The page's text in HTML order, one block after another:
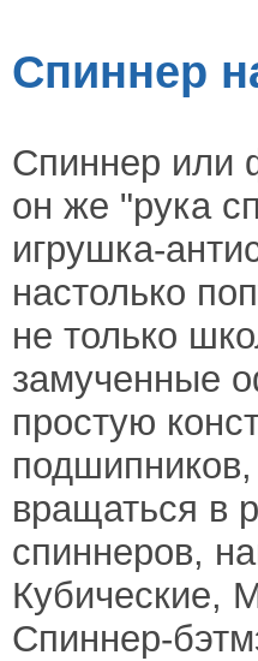
Спиннер
Cпиннер или
он же "рука
игрушка-
настолько
не только
замученные
простую
подшипников,
вращаться в
спиннеров,
Кубические,
Cпиннер-